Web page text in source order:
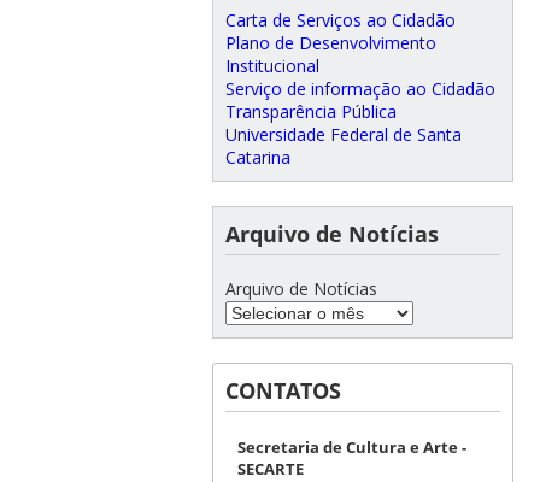
Carta de Serviços ao Cidadão
Plano de Desenvolvimento
Institucional
Serviço de informação ao Cidadão
Transparência Pública
Universidade Federal de Santa
Catarina
Arquivo de Notícias
Arquivo de Notícias
CONTATOS
Secretaria de Cultura e Arte -
SECARTE